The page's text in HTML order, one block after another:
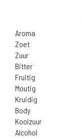
Aroma
Zoet
Zuur
Bitter
Fruitig
Moutig
Kruidig
Body
Koolzuur
Alcohol